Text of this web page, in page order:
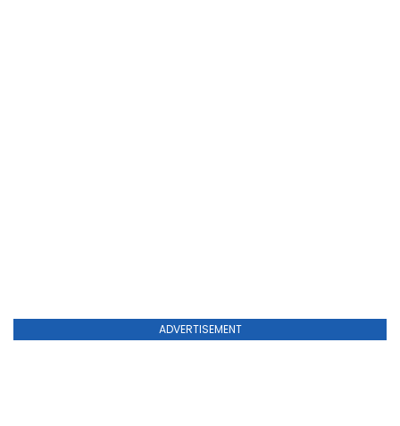
ADVERTISEMENT